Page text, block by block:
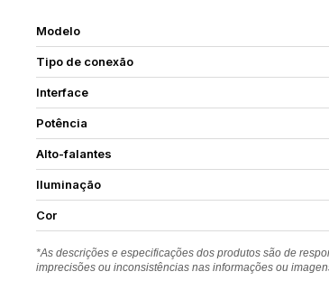
Modelo
Tipo de conexão
Interface
Potência
Alto-falantes
Iluminação
Cor
*As descrições e especificações dos produtos são de
imprecisões ou inconsistências nas informações ou